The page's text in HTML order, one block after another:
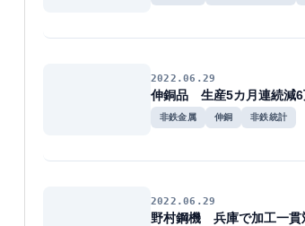
2022.06.29
伸銅品 生産5カ月連続減6
非鉄金属 伸銅 非鉄統計
2022.06.29
野村鋼機 兵庫で加工一